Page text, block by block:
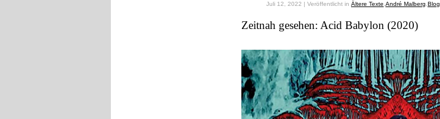
Juli 12, 2022 | Veröffentlicht in Ältere Texte André Malberg Blog
Zeitnah gesehen: Acid Babylon (2020)